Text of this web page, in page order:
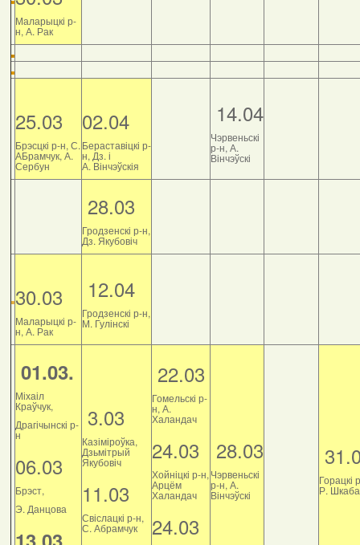
Маларыцкі р-
н, А. Рак
25.03
Брэсцкі р-н, С.
АБрамчук, А.
Сербун
02.04
Бераставіцкі р-
н, Дз. і
А. Вінчэўскія
14.04
Чэрвеньскі
р-н, А.
Вінчэўскі
28.03
Гродзенскі р-н,
Дз. Якубовіч
30.03
Маларыцкі р-
н, А. Рак
12.04
Гродзенскі р-н,
М. Гулінскі
01.03.
Міхаіл
Краўчук,
Драгічынскі р-
н
06.03
Брэст,
Э. Данцова
3.03
Казіміроўка,
Дзьмітрый
Якубовіч
11.03
Свіслацкі р-н,
С. Абрамчук
22.03
Гомельскі р-
н, А.
Халандач
24.03
Хойніцкі р-н,
Арцём
Халандач
24.03
28.03
Чэрвеньскі
р-н, А.
Вінчэўскі
Горацкі
Р.